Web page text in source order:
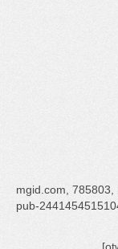
mgid.com, 785803,
pub-